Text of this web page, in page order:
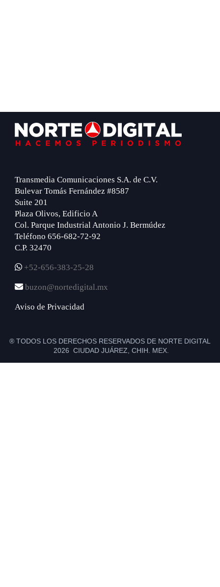
Footer
Transmedia Comunicaciones S.A. de C.V.
Bulevar Tomás Fernández #8587
Suite 201
Plaza Olivos, Edificio A
Col. Parque Industrial Antonio J. Bermúdez
Teléfono 656-682-72-92
C.P. 32470
+52-656-383-25-28
buzon@nortedigital.mx
Aviso de Privacidad
® TODOS LOS DERECHOS RESERVADOS DE NORTE DIGITAL
2026 CIUDAD JUÁREZ, CHIH. MEX.